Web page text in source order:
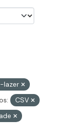
lazer
CSV